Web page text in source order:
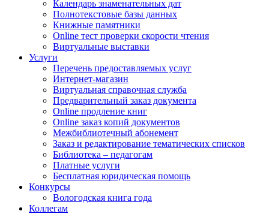
Календарь знаменательных дат
Полнотекстовые базы данных
Книжные памятники
Online тест проверки скорости чтения
Виртуальные выставки
Услуги
Перечень предоставляемых услуг
Интернет-магазин
Виртуальная справочная служба
Предварительный заказ документа
Online продление книг
Online заказ копий документов
Межбиблиотечный абонемент
Заказ и редактирование тематических списков
Библиотека – педагогам
Платные услуги
Бесплатная юридическая помощь
Конкурсы
Вологодская книга года
Коллегам